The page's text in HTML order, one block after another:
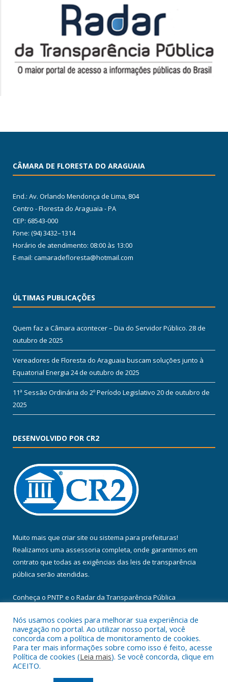
CÂMARA DE FLORESTA DO ARAGUAIA
End.: Av. Orlando Mendonça de Lima, 804
Centro - Floresta do Araguaia - PA
CEP: 68543-000
Fone: (94) 3432–1314
Horário de atendimento: 08:00 às 13:00
E-mail: camaradefloresta@hotmail.com
ÚLTIMAS PUBLICAÇÕES
Quem faz a Câmara acontecer – Dia do Servidor Público. 28 de
outubro de 2025
Vereadores de Floresta do Araguaia buscam soluções junto à
Equatorial Energia 24 de outubro de 2025
11ª Sessão Ordinária do 2º Período Legislativo 20 de outubro de
2025
DESENVOLVIDO POR CR2
Muito mais que criar site ou sistema para prefeituras!
Realizamos uma assessoria completa, onde garantimos em
contrato que todas as exigências das leis de transparência
pública serão atendidas.
Conheça o PNTP e o Radar da Transparência Pública
Todos os direitos reservados a Câmara Municipal de Floresta do
Araguaia.
Nós usamos cookies para melhorar sua experiência de
navegação no portal. Ao utilizar nosso portal, você
concorda com a política de monitoramento de cookies.
Para ter mais informações sobre como isso é feito, acesse
Política de cookies (Leia mais). Se você concorda, clique em
ACEITO.